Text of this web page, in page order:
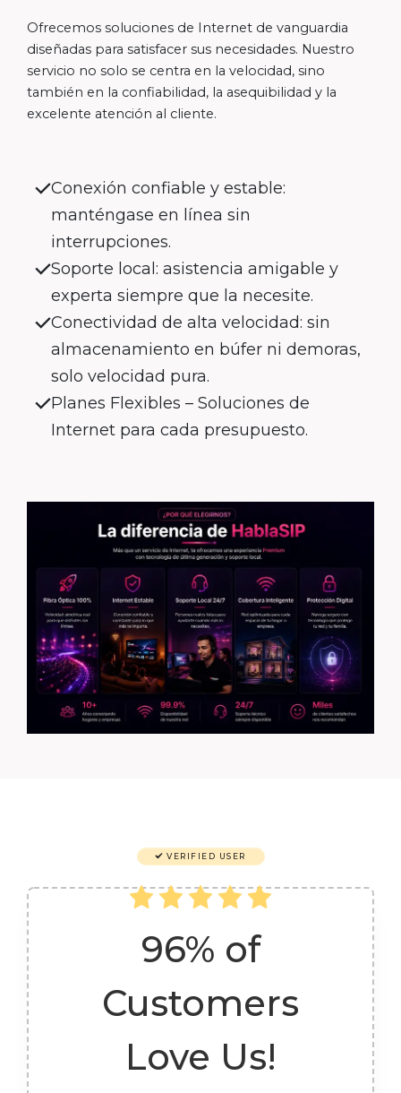
Ofrecemos soluciones de Internet de vanguardia
diseñadas para satisfacer sus necesidades. Nuestro
servicio no solo se centra en la velocidad, sino
también en la confiabilidad, la asequibilidad y la
excelente atención al cliente.
Conexión confiable y estable:
manténgase en línea sin
interrupciones.
Soporte local: asistencia amigable y
experta siempre que la necesite.
Conectividad de alta velocidad: sin
almacenamiento en búfer ni demoras,
solo velocidad pura.
Planes Flexibles – Soluciones de
Internet para cada presupuesto.
VERIFIED USER
96% of
Customers
Love Us!